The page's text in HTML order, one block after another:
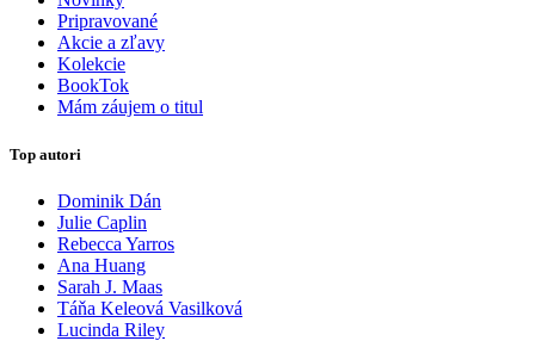
Pripravované
Akcie a zľavy
Kolekcie
BookTok
Mám záujem o titul
Top autori
Dominik Dán
Julie Caplin
Rebecca Yarros
Ana Huang
Sarah J. Maas
Táňa Keleová Vasilková
Lucinda Riley